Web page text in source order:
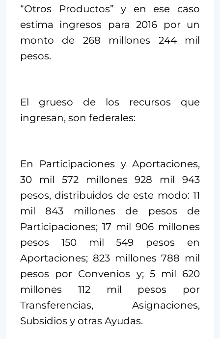
“Otros Productos” y en ese caso
estima ingresos para 2016 por un
monto de 268 millones 244 mil
pesos.
El grueso de los recursos que
ingresan, son federales:
En Participaciones y Aportaciones,
30 mil 572 millones 928 mil 943
pesos, distribuidos de este modo: 11
mil 843 millones de pesos de
Participaciones; 17 mil 906 millones
pesos 150 mil 549 pesos en
Aportaciones; 823 millones 788 mil
pesos por Convenios y; 5 mil 620
millones 112 mil pesos por
Transferencias, Asignaciones,
Subsidios y otras Ayudas.